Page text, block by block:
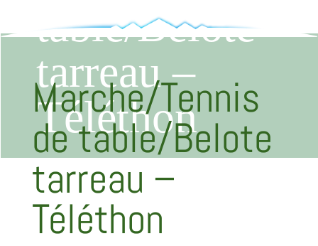
table/Belote
tarreau –
Téléthon
Marche/Tennis
de table/Belote
tarreau –
Téléthon